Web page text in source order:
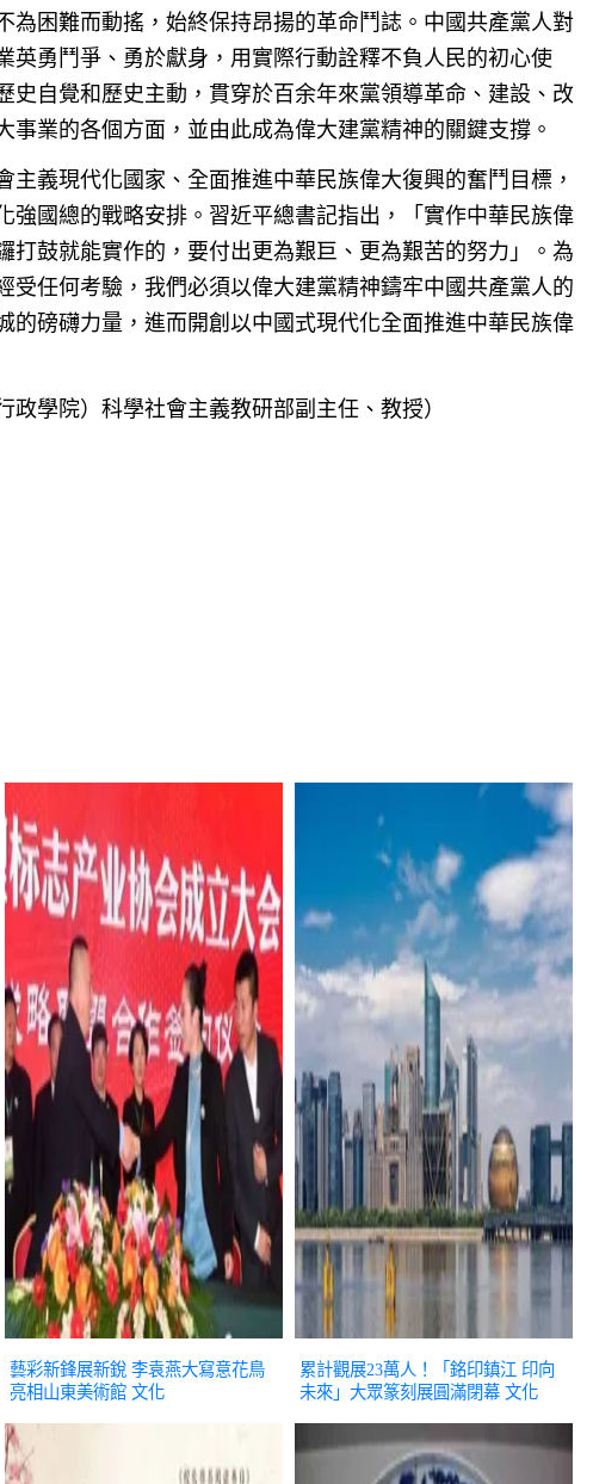
為困難而動搖，始終保持昂揚的革命鬥誌。中國共產黨人對
英勇鬥爭、勇於獻身，用實際行動詮釋不負人民的初心使
史自覺和歷史主動，貫穿於百余年來黨領導革命、建設、改
事業的各個方面，並由此成為偉大建黨精神的關鍵支撐。
主義現代化國家、全面推進中華民族偉大復興的奮鬥目標，
強國總的戰略安排。習近平總書記指出，「實作中華民族偉
打鼓就能實作的，要付出更為艱巨、更為艱苦的努力」。為
受任何考驗，我們必須以偉大建黨精神鑄牢中國共產黨人的
的磅礴力量，進而開創以中國式現代化全面推進中華民族偉
政學院）科學社會主義教研部副主任、教授）
藝彩新鋒展新銳 李袁燕大寫意花鳥
亮相山東美術館 文化
累計觀展23萬人！「銘印鎮江 印向
未來」大眾篆刻展圓滿閉幕 文化